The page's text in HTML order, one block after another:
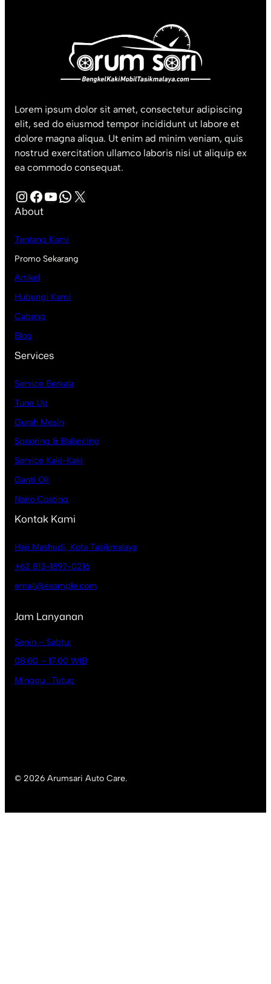
Lorem ipsum dolor sit amet, consectetur adipiscing
elit, sed do eiusmod tempor incididunt ut labore et
dolore magna aliqua. Ut enim ad minim veniam, quis
nostrud exercitation ullamco laboris nisi ut aliquip ex
ea commodo consequat.
InstagramFacebook YouTube WhatsApp X
About
Tentang Kami
Promo Sekarang
Artikel
Hubungi Kami
Cabang
Blog
Services
Service Berkala
Tune Up
Gurah Mesin
Spooring & Balancing
Service Kaki-Kaki
Ganti Oli
Nano Coating
Kontak Kami
Haji Mashudi, Kota Tasikmalaya
+62 813-1897-0216
email@example.com
Jam Lanyanan
Senin – Sabtu:
08.00 – 17.00 WIB
Minggu : Tutup
© 2026 Arumsari Auto Care.